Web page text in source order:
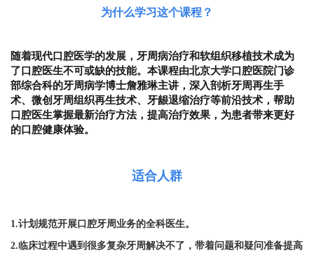
为什么学习这个课程？
随着现代口腔医学的发展，牙周病治疗和软组织移植技术成为
了口腔医生不可或缺的技能。本课程由北京大学口腔医院门诊
部综合科的牙周病学博士詹雅琳主讲，深入剖析牙周再生手
术、微创牙周组织再生技术、牙龈退缩治疗等前沿技术，帮助
口腔医生掌握最新治疗方法，提高治疗效果，为患者带来更好
的口腔健康体验。
适合人群
1.计划规范开展口腔牙周业务的全科医生。
2.临床过程中遇到很多复杂牙周解决不了，带着问题和疑问准备提高